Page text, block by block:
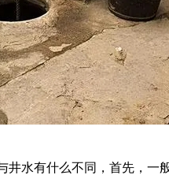
水有什么不同，首先，一